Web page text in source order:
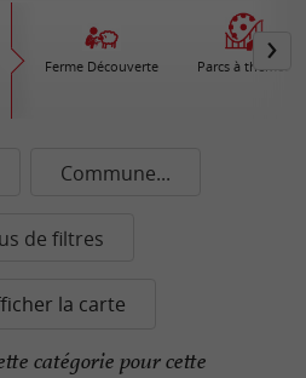
Ferme Découverte Parcs à thèmes
Commune...
de filtres
la carte
catégorie pour cette